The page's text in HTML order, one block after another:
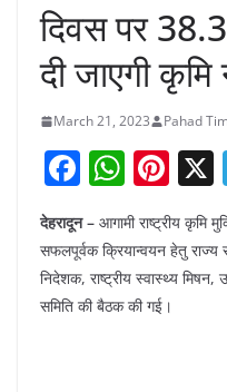
दिवस पर
दी जाएगी
March 21, 2023 Pahad
F
c
e
b
W
h
at
s
A
Pi
nt
er
e
st
देहरादून – आगामी राष्ट्रीय कृमि
सफलपूर्वक क्रियान्वयन हेतु राज्य
निदेशक, राष्ट्रीय स्वास्थ्य मिषन,
समिति की बैठक की गई।